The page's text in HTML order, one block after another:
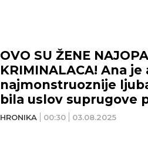
HRONIKA 00:30 03.08.2025
OVO SU ŽENE
KRIMINALACA! Ana
najmonstruoznije
bila uslov suprugove
niko ništa ne zna!